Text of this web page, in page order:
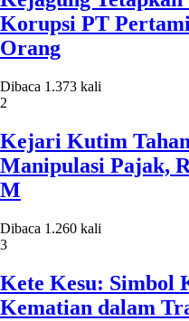
Korupsi PT
Orang
Dibaca 1.373 kali
2
Kejari Kutim
Manipulasi Pajak,
M
Dibaca 1.260 kali
3
Kete Kesu: Simbol
Kematian dalam